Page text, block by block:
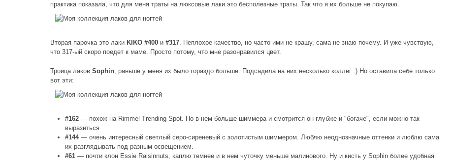
практика показала, что для меня траты на люксовые лаки это бесполезные траты. Так что я их больше не покупаю.
Вторая парочка это лаки KIKO #400 и #317. Неплохое качество, но часто ими не крашу, сама не знаю почему. И уже чувствую,
что 317-ый скоро поедет к маме. Просто потому, что мне разонравился цвет.
Троица лаков Sophin, раньше у меня их было гораздо больше. Подсадила на них несколько коллег :) Но оставила себе только
вот эти:
#162 — похож на Rimmel Trending Spot. Но в нем больше шиммера и смотрится он глубже и "богаче", если можно так
выразиться
#144— очень интересный светлый серо-сиреневый с золотистым шиммером. Люблю неоднозначные оттенки и люблю сама
их разглядывать под разным освещением.
#61 — почти клон Essie Raisinnuts, каплю темнее и в нем чуточку меньше малинового. Ну и кисть у Sophin более удобная